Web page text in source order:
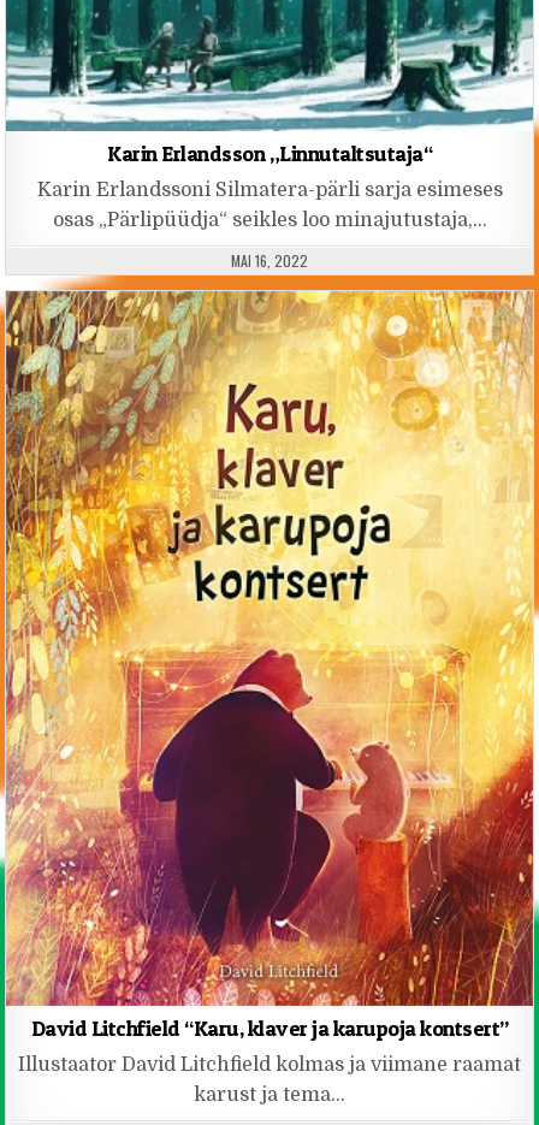
Karin Erlandsson „Linnutaltsutaja“
Karin Erlandssoni Silmatera-pärli sarja esimeses
osas „Pärlipüüdja“ seikles loo minajutustaja,…
PUBLISHED DATE:
MAI 16, 2022
David Litchfield “Karu, klaver ja karupoja kontsert”
Illustaator David Litchfield kolmas ja viimane raamat
karust ja tema…